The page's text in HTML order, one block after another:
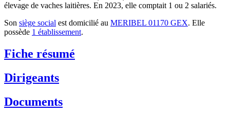
élevage de vaches laitières. En 2023, elle comptait 1 ou 2 salariés.
Son siège social est domicilié au MERIBEL 01170 GEX. Elle
possède 1 établissement.
Fiche résumé
Dirigeants
Documents